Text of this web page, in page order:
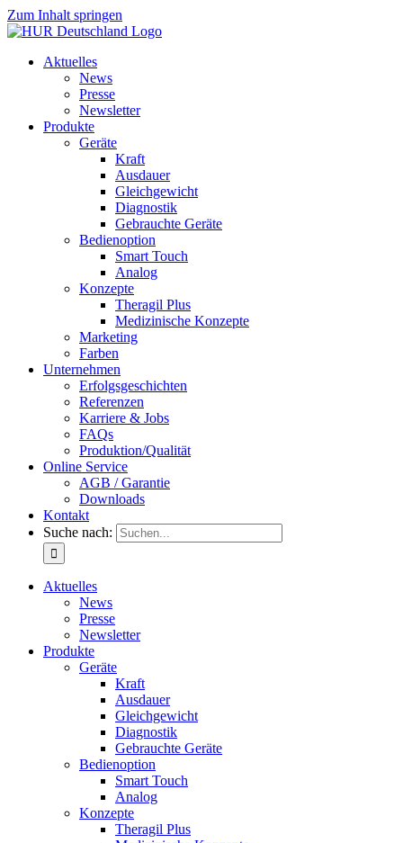
Zum Inhalt springen
Aktuelles
News
Presse
Newsletter
Produkte
Geräte
Kraft
Ausdauer
Gleichgewicht
Diagnostik
Gebrauchte Geräte
Bedienoption
Smart Touch
Analog
Konzepte
Theragil Plus
Medizinische Konzepte
Marketing
Farben
Unternehmen
Erfolgsgeschichten
Referenzen
Karriere & Jobs
FAQs
Produktion/Qualität
Online Service
AGB / Garantie
Downloads
Kontakt
Suche nach:
Aktuelles
News
Presse
Newsletter
Produkte
Geräte
Kraft
Ausdauer
Gleichgewicht
Diagnostik
Gebrauchte Geräte
Bedienoption
Smart Touch
Analog
Konzepte
Theragil Plus